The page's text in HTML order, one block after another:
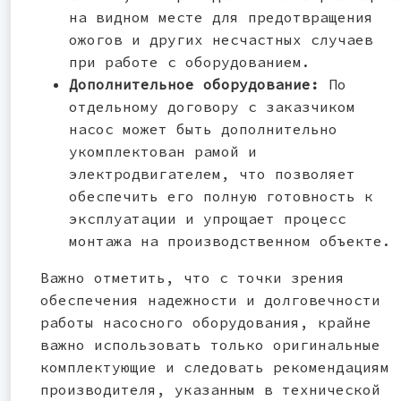
на видном месте для предотвращения
ожогов и других несчастных случаев
при работе с оборудованием.
Дополнительное оборудование: По
отдельному договору с заказчиком
насос может быть дополнительно
укомплектован рамой и
электродвигателем, что позволяет
обеспечить его полную готовность к
эксплуатации и упрощает процесс
монтажа на производственном объекте.
Важно отметить, что с точки зрения
обеспечения надежности и долговечности
работы насосного оборудования, крайне
важно использовать только оригинальные
комплектующие и следовать рекомендациям
производителя, указанным в технической